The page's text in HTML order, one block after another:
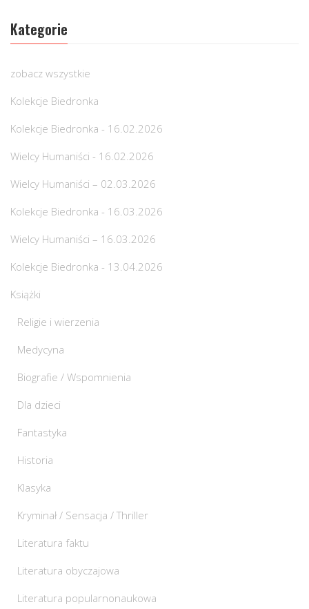
Kategorie
zobacz wszystkie
Kolekcje Biedronka
Kolekcje Biedronka - 16.02.2026
Wielcy Humaniści - 16.02.2026
Wielcy Humaniści – 02.03.2026
Kolekcje Biedronka - 16.03.2026
Wielcy Humaniści – 16.03.2026
Kolekcje Biedronka - 13.04.2026
Książki
Religie i wierzenia
Medycyna
Biografie / Wspomnienia
Dla dzieci
Fantastyka
Historia
Klasyka
Kryminał / Sensacja / Thriller
Literatura faktu
Literatura obyczajowa
Literatura popularnonaukowa